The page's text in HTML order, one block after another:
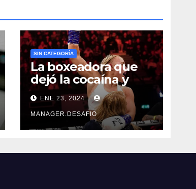
SIN CATEGORÍA
La boxeadora que
dejó la cocaína y
ahora quiere
triunfar en el ring​
ENE 23, 2024
MANAGER.DESAFIO